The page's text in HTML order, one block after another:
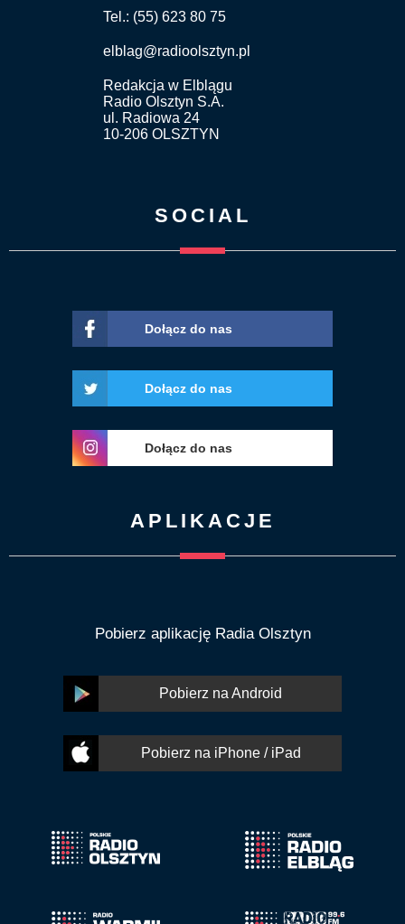
Tel.: (55) 623 80 75
elblag@radioolsztyn.pl
Redakcja w Elblągu
Radio Olsztyn S.A.
ul. Radiowa 24
10-206 OLSZTYN
SOCIAL
Dołącz do nas
Dołącz do nas
Dołącz do nas
APLIKACJE
Pobierz aplikację Radia Olsztyn
Pobierz na Android
Pobierz na iPhone / iPad